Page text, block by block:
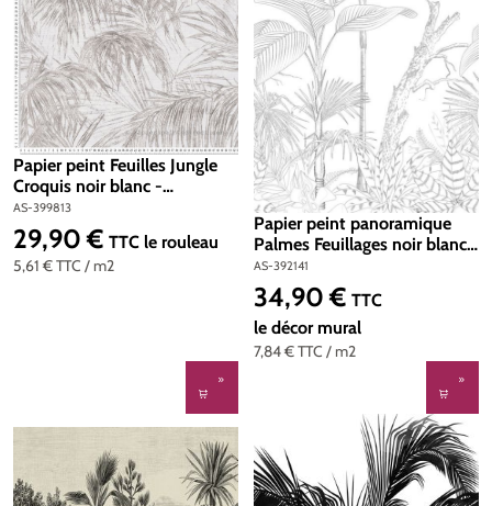
Papier peint Feuilles Jungle
Croquis noir blanc -
Metropolis Michalsky 6 de
Livingwalls | Réf. AS-399813
AS-399813
5,61 €TTC / m2
Prix régulier :
29,90 € TTC le rouleau
Papier peint panoramique
Palmes Feuillages noir blanc -
The Wall 2 d'A.S. Création |
Réf. AS-392141
AS-392141
7,84 €TTC / m2
Prix régulier :
34,90 € TTC
le décor mural